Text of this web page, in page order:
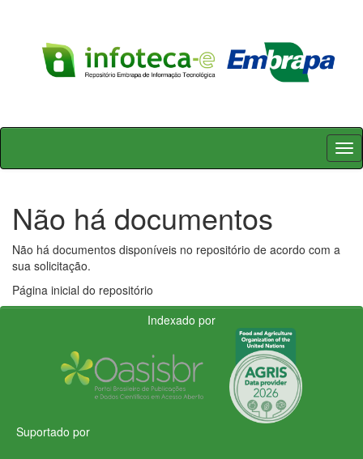
Skip
Não há documentos
Não há documentos disponíveis no repositório de acordo com a
sua solicitação.
Página inicial do repositório
Indexado por
Suportado por